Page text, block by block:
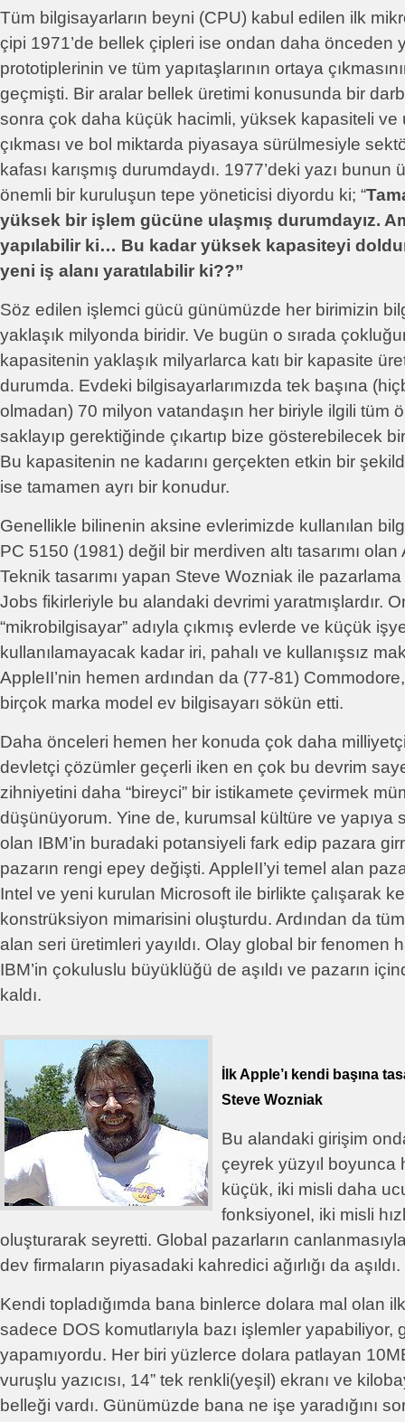
Tüm bilgisayarların beyni (CPU) kabul edilen ilk
çipi 1971’de bellek çipleri ise ondan daha önceden
prototiplerinin ve tüm yapıtaşlarının ortaya
geçmişti. Bir aralar bellek üretimi konusunda bir
sonra çok daha küçük hacimli, yüksek kapasiteli ve
çıkması ve bol miktarda piyasaya sürülmesiyle
kafası karışmış durumdaydı. 1977’deki yazı bunun
önemli bir kuruluşun tepe yöneticisi diyordu ki; “
yüksek bir işlem gücüne ulaşmış durumdayız.
yapılabilir ki… Bu kadar yüksek kapasiteyi
yeni iş alanı yaratılabilir ki??”
Söz edilen işlemci gücü günümüzde her birimizin
yaklaşık milyonda biridir. Ve bugün o sırada
kapasitenin yaklaşık milyarlarca katı bir kapasite
durumda. Evdeki bilgisayarlarımızda tek başına
olmadan) 70 milyon vatandaşın her biriyle ilgili tüm
saklayıp gerektiğinde çıkartıp bize gösterebilecek
Bu kapasitenin ne kadarını gerçekten etkin bir
ise tamamen ayrı bir konudur.
Genellikle bilinenin aksine evlerimizde kullanılan
PC 5150 (1981) değil bir merdiven altı tasarımı
Teknik tasarımı yapan Steve Wozniak ile
Jobs fikirleriyle bu alandaki devrimi yaratmışlardır.
“mikrobilgisayar” adıyla çıkmış evlerde ve küçük
kullanılamayacak kadar iri, pahalı ve kullanışsız
AppleII’nin hemen ardından da (77-81)
birçok marka model ev bilgisayarı sökün etti.
Daha önceleri hemen her konuda çok daha
devletçi çözümler geçerli iken en çok bu devrim
zihniyetini daha “bireyci” bir istikamete çevirmek
düşünüyorum. Yine de, kurumsal kültüre ve yapıya
olan IBM’in buradaki potansiyeli fark edip pazara
pazarın rengi epey değişti. AppleII’yi temel alan
Intel ve yeni kurulan Microsoft ile birlikte çalışarak
konstrüksiyon mimarisini oluşturdu. Ardından da
alan seri üretimleri yayıldı. Olay global bir fenomen
IBM’in çokuluslu büyüklüğü de aşıldı ve pazarın
kaldı.
İlk Apple’ı kendi başına
Steve Wozniak
Bu alandaki girişim
çeyrek yüzyıl boyunca
küçük, iki misli daha
fonksiyonel, iki misli
oluşturarak seyretti. Global pazarların
dev firmaların piyasadaki kahredici ağırlığı da aşıldı.
Kendi topladığımda bana binlerce dolara mal olan
sadece DOS komutlarıyla bazı işlemler yapabiliyor,
yapamıyordu. Her biri yüzlerce dolara patlayan
vuruşlu yazıcısı, 14” tek renkli(yeşil) ekranı ve
belleği vardı. Günümüzde bana ne işe yaradığını